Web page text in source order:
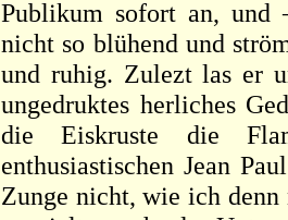
Publikum sofort an,
nicht so blühend und
und ruhig. Zulezt las
ungedruktes herliches
die Eiskruste die
enthusiastischen Jean
Zunge nicht, wie ich